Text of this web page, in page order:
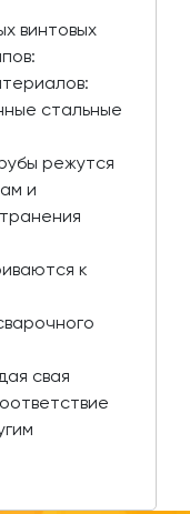
винтовых
стальные
режутся
и
к
свая